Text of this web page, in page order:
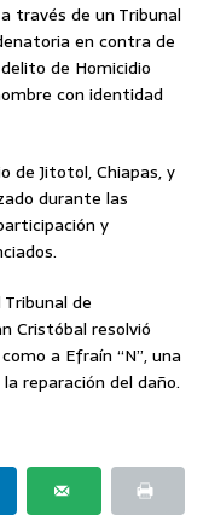
través de un Tribunal
en contra de
de Homicidio
con identidad
de Jitotol, Chiapas, y
durante las
y
de
Cristóbal resolvió
a Efraín “N”, una
reparación del daño.